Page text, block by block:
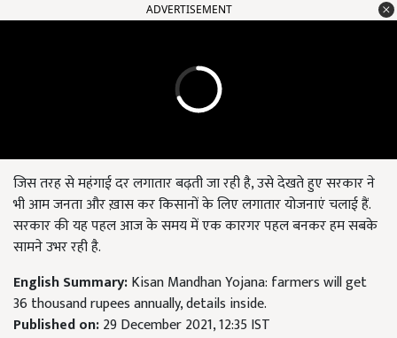
ADVERTISEMENT
जिस तरह से महंगाई दर लगातार बढ़ती जा रही है, उसे देखते हुए सरकार ने
भी आम जनता और ख़ास कर किसानों के लिए लगातार योजनाएं चलाई हैं.
सरकार की यह पहल आज के समय में एक कारगर पहल बनकर हम सबके
सामने उभर रही है.
English Summary:Kisan Mandhan Yojana: farmers will get
36 thousand rupees annually, details inside.
Published on:29 December 2021, 12:35 IST